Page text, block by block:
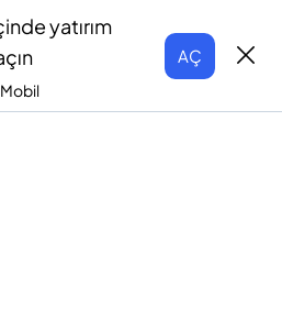
yatırım
Mobil
AÇ